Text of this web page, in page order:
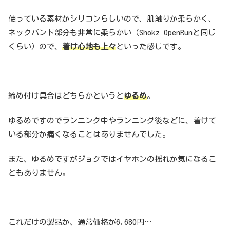
使っている素材がシリコンらしいので、肌触りが柔らかく、
ネックバンド部分も非常に柔らかい（Shokz OpenRunと同じ
くらい）ので、 着け心地も上々といった感じです。
締め付け具合はどちらかというとゆるめ。
ゆるめですのでランニング中やランニング後などに、着けて
いる部分が痛くなることはありませんでした。
また、ゆるめですがジョグではイヤホンの揺れが気になるこ
ともありません。
これだけの製品が、通常価格が6,680円…